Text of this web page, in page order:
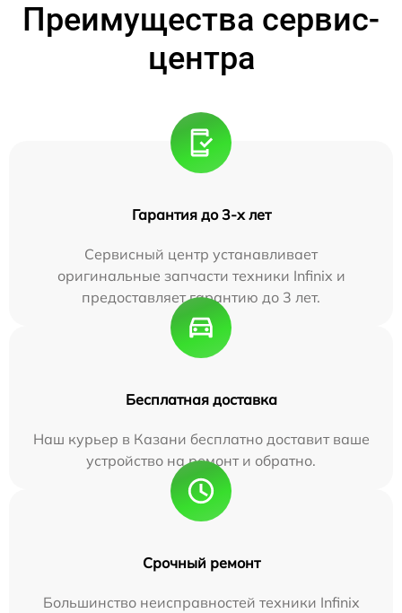
Преимущества сервис-
центра
Гарантия до 3-х лет
Сервисный центр устанавливает
оригинальные запчасти техники Infinix и
предоставляет гарантию до 3 лет.
Бесплатная доставка
Наш курьер в Казани бесплатно доставит ваше
устройство на ремонт и обратно.
Срочный ремонт
Большинство неисправностей техники Infinix